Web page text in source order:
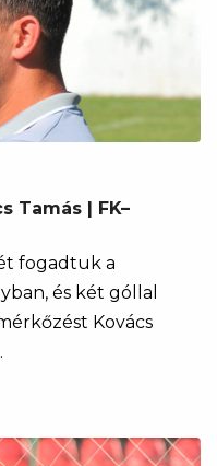
Tamás | FK–
fogadtuk a
és két góllal
Kovács